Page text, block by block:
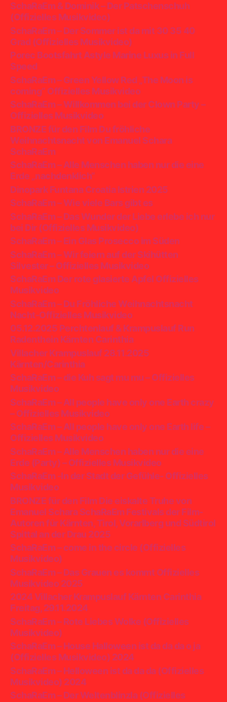
SchaRaEm & Dominik – Der Patschenschuh
(Offizielles Musikvideo)
SchaRaEm – Der Sommer ist da mit 30 35 40
Grad (Offizielles Musikvideo)
Porec Bootsfahrt Astyle Marine Luxus in Full
Speed
SchaRaEm – Green Yellow Red „The Moon is
coming“ Offizielles Musikvideo
SchaRaEm – Willkommen bei der Clown Party –
Offizielles Musikvideo
BRONZE für den Film Du fröhliche
Weihnachtsnacht von Emanuel Schara
SchaRaEm
SchaRaEm – Alle Menschen haben nur die eine
Erde „nachdenklich“
Dinopark Funtana Croatia Istrien 2025
SchaRaEm – Wie viele Bars gibt es
SchaRaEm – Das Wunder der Liebe erlebe ich nur
bei Dir (Offizielles Musikvideo)
SchaRaEm – Ein Glas Prosecco im Süden
SchaRaEm – Wir feiern auf der Skihütten
Silvester – Offizielles Musikvideo
SchaRaEm Der rote glasierte Apfel Offizielles
Musikvideo
SchaRaEm – Du Fröhliche Weihnachtsnacht
Nacht-Offizielles Musikvideo
05.12.2025 Perchtenlauf & Krampuslauf Run
Radenthein Kärnten Carinthia
Villacher Krampuslauf 28.11.2025
Kärnten/Carinthia
SchaRaEm – die Kuh sagt mu mu – Offizielles
Musikvideo
SchaRaEm – All people have only one Earth crazy
– Offizielles Musikvideo
SchaRaEm – All people have only one Earth life –
Offizielles Musikvideo
SchaRaEm – Alle Menschen haben nur die eine
Erde (Party) – Offizielles Musikvideo
SchaRaEm -In der Stadt der Gefühle- Offizielles
Musikvideo
BRONZE für den Film Die eiskalte Truhe von
Emanuel Schara SchaRaEm Festivals der Film-
Autoren für Kärnten, Tirol, Vorarlberg und Südtirol
Spittal an der Drau 2025
SchaRaEm – come in the circle (Offizielles
Musikvideo)
SchaRaEm – Das Grauen es kommt Offizielles
Musikvideo 2025
2024 Villacher Krampuslauf Kärnten Carinthia
Freitag, 29.11.2024
SchaRaEm – Rote Liebes Wolke (Offizielles
Musikvideo)
SchaRaEm – House Halloween ist da da da o ja
(Offizielles Musikvideo) 2024
SchaRaEm – Helloween ist da da da (Offizielles
Musikvideo) 2024
SchaRaEm – Der Weltenblinzla (Offizielles